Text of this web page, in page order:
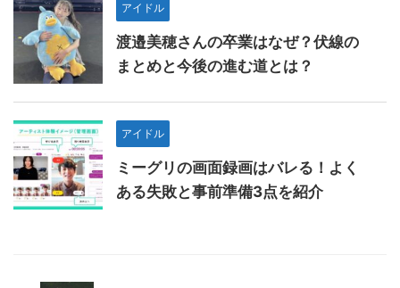
アイドル
渡邉美穂さんの卒業はなぜ？伏線の
まとめと今後の進む道とは？
アイドル
ミーグリの画面録画はバレる！よく
ある失敗と事前準備3点を紹介